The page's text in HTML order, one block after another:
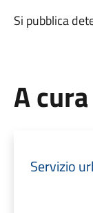
Si pubblica
A
Servizio